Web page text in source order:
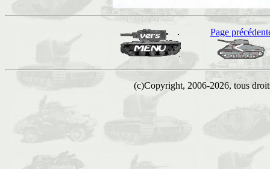
Page
(c)Copyright, 2006-2026, tous